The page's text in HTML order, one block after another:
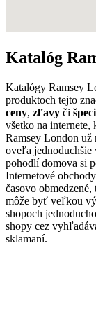
Katalóg
Katalógy Ramsey
produktoch tejto
ceny, zľavy či
všetko na
Ramsey London už
oveľa
pohodlí domova si
Internetové
časovo
môže byť veľkou
shopoch
shopy cez
sklamaní.